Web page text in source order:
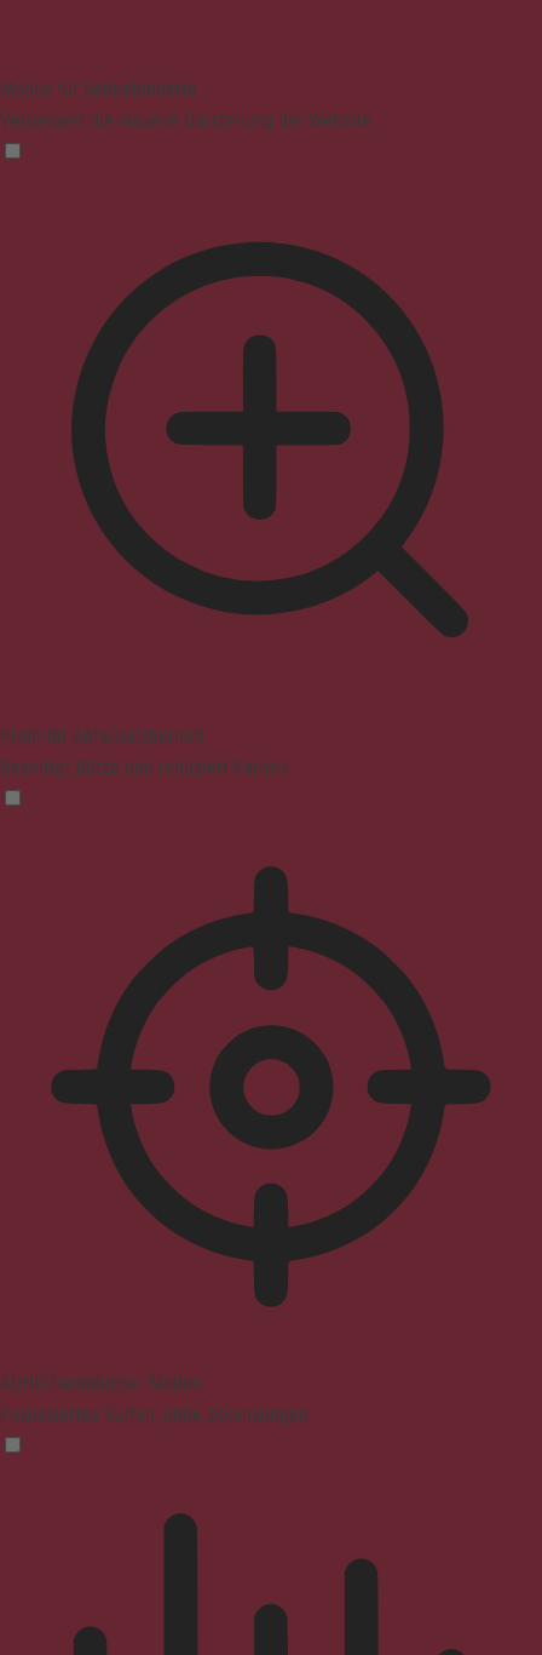
Modus für Sehbehinderte
Verbessert die visuelle Darstellung der Website
Profil für Anfallssicherheit
Beseitigt Blitze und reduziert Farben
ADHD-freundlicher Modus
Fokussiertes Surfen, ohne Ablenkungen